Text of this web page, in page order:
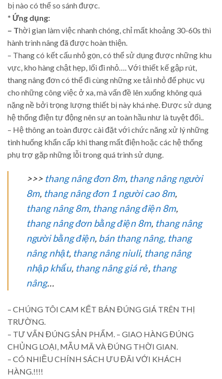
bị nào có thể so sánh được.
* Ứng dụng:
– Thời gian làm việc nhanh chóng, chỉ mất khoảng 30-60s thì
hành trình nâng đã được hoàn thiện.
– Thang có kết cấu nhỏ gọn, có thể sử dụng được những khu
vực, kho hàng chật hẹp, lối đi nhỏ…. Với thiết kế gập rút,
thang nâng đơn có thể đi cùng những xe tải nhỏ để phục vụ
cho những công việc ở xa, mà vấn đề lên xuống không quá
nặng nề bởi trọng lượng thiết bị này khá nhẹ. Được sử dụng
hệ thống điện tự động nên sự an toàn hầu như là tuyệt đối..
– Hệ thông an toàn được cài đặt với chức năng xử lý những
tình huống khẩn cấp khi thang mất điện hoặc các hệ thống
phụ trợ gặp những lỗi trong quá trình sử dụng.
>>> thang nâng đơn 8m, thang nâng người
8m, thang nâng đơn 1 người cao 8m,
thang nâng 8m, thang nâng điện 8m,
thang nâng đơn bằng điện 8m, thang nâng
người bằng điện, bán thang nâng, thang
nâng nhật, thang nâng niuli, thang nâng
nhập khẩu, thang nâng giá rẻ, thang
nâng…
– CHÚNG TÔI CAM KẾT BÁN ĐÚNG GIÁ TRÊN THỊ
TRƯỜNG.
– TƯ VẤN ĐÚNG SẢN PHẨM. – GIAO HÀNG ĐÚNG
CHỦNG LOẠI, MẪU MÃ VÀ ĐÚNG THỜI GIAN.
– CÓ NHIỀU CHÍNH SÁCH ƯU ĐÃI VỚI KHÁCH
HÀNG.!!!!